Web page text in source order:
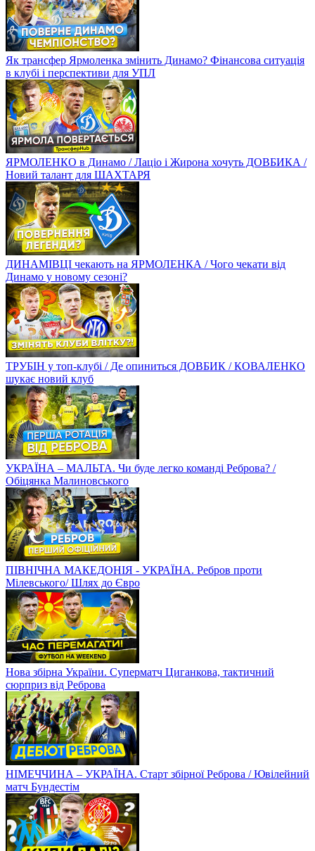
Як трансфер Ярмоленка змінить Динамо? Фінансова ситуація
в клубі і перспективи для УПЛ
ЯРМОЛЕНКО в Динамо / Лаціо і Жирона хочуть ДОВБИКА /
Новий талант для ШАХТАРЯ
ДИНАМІВЦІ чекають на ЯРМОЛЕНКА / Чого чекати від
Динамо у новому сезоні?
ТРУБІН у топ-клубі / Де опиниться ДОВБИК / КОВАЛЕНКО
шукає новий клуб
УКРАЇНА – МАЛЬТА. Чи буде легко команді Реброва? /
Обіцянка Малиновського
ПІВНІЧНА МАКЕДОНІЯ - УКРАЇНА. Ребров проти
Мілевського/ Шлях до Євро
Нова збірна України. Суперматч Циганкова, тактичний
сюрприз від Реброва
НІМЕЧЧИНА – УКРАЇНА. Старт збірної Реброва / Ювілейний
матч Бундестім